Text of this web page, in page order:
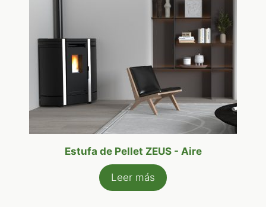
Estufa de Pellet ZEUS - Aire
Leer más